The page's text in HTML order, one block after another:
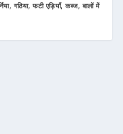
गठिया, फटी एड़ियाँ, कब्ज, बालों में